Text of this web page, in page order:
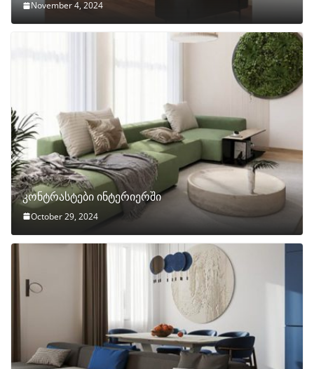
November 4, 2024
კონტრასტები ინტერიერში
October 29, 2024